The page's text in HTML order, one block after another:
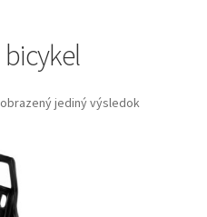
jediný výsledok